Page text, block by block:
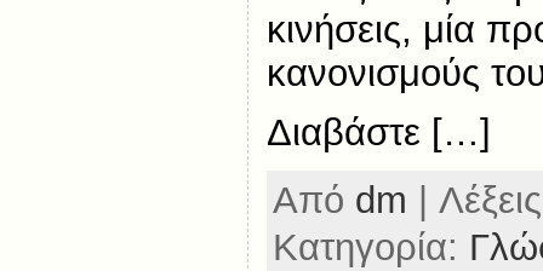
κινήσεις, μία
κανονισμούς
Διαβάστε […]
Από dm |
Κατηγορία: